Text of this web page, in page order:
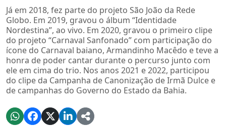
Já em 2018, fez parte do projeto São João da Rede
Globo. Em 2019, gravou o álbum “Identidade
Nordestina”, ao vivo. Em 2020, gravou o primeiro clipe
do projeto “Carnaval Sanfonado” com participação do
ícone do Carnaval baiano, Armandinho Macêdo e teve a
honra de poder cantar durante o percurso junto com
ele em cima do trio. Nos anos 2021 e 2022, participou
do clipe da Campanha de Canonização de Irmã Dulce e
de campanhas do Governo do Estado da Bahia.